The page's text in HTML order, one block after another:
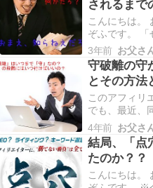
こともあるわ
ードツールが
されるまで
こんにちは。
ぞふです。
も、googleの
イトを公開し
索結果に表示
開してもすぐ
特…
3年前
守破離の守
とその方法
このアフィリ
でも、最近、
する・・・ 同
増えているか
が増えちゃう
だけど・・・
「守」から「
4年前
結局、「点
たのか？？
こんにちは。